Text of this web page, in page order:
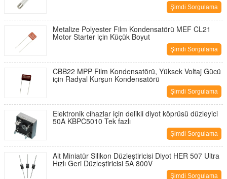
Şimdi Sorgulama
Metalize Polyester Film Kondensatörü MEF CL21
Motor Starter için Küçük Boyut
Şimdi Sorgulama
CBB22 MPP Film Kondensatörü, Yüksek Voltaj Gücü
için Radyal Kurşun Kondensatörü
Şimdi Sorgulama
Elektronik cihazlar için delikli diyot köprüsü düzleyici
50A KBPC5010 Tek fazlı
Şimdi Sorgulama
Alt Miniatür Silikon Düzleştiricisi Diyot HER 507 Ultra
Hızlı Geri Düzleştiricisi 5A 800V
Şimdi Sorgulama